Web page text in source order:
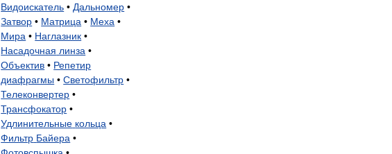
Видоискатель • Дальномер •
Затвор • Матрица • Меха •
Мира • Наглазник •
Насадочная линза •
Объектив • Репетир
диафрагмы •Светофильтр •
Телеконвертер •
Трансфокатор •
Удлинительные кольца •
Фильтр Байера •